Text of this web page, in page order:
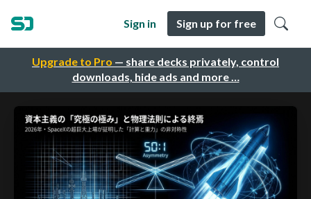
Upgrade to Pro — share decks privately, control
downloads, hide ads and more …
Sign in Sign up for free